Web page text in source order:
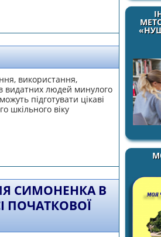
на уроках курсу
використання,
видатних людей минулого
підготувати цікаві
шкільного віку
СИМОНЕНКА В
ПОЧАТКОВОЇ